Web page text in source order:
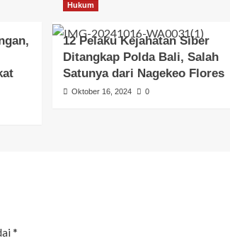
Hukum
12 Pelaku Kejahatan Siber
Ditangkap Polda Bali, Salah
Satunya dari Nagekeo Flores
Oktober 16, 2024 0
*